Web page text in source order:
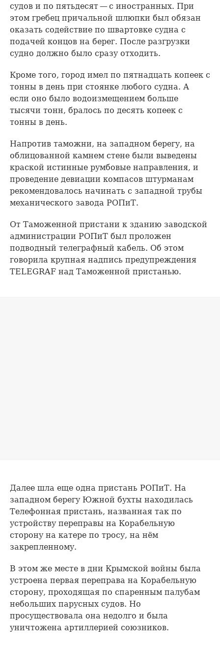
судов и по пятьдесят — с иностранных. При
этом гребец причальной шлюпки был обязан
оказать содействие по швартовке судна с
подачей концов на берег. После разгрузки
судно должно было сразу отходить.
Кроме того, город имел по пятнадцать копеек с
тонны в день при стоянке любого судна. А
если оно было водоизмещением больше
тысячи тонн, бралось по десять копеек с
тонны в день.
Напротив таможни, на западном берегу, на
облицованной камнем стене были выведены
краской истинные румбовые направления, и
проведение девиации компасов штурманам
рекомендовалось начинать с западной трубы
механического завода РОПиТ.
От Таможенной пристани к зданию заводской
администрации РОПиТ был проложен
подводный телеграфный кабель. Об этом
говорила крупная надпись предупреждения
TELEGRAF над Таможенной пристанью.
Далее шла еще одна пристань РОПиТ. На
западном берегу Южной бухты находилась
Телефонная пристань, названная так по
устройству переправы на Корабельную
сторону на катере по тросу, на нём
закрепленному.
В этом же месте в дни Крымской войны была
устроена первая переправа на Корабельную
сторону, проходящая по спаренным палубам
небольших парусных судов. Но
просуществовала она недолго и была
уничтожена артиллерией союзников.